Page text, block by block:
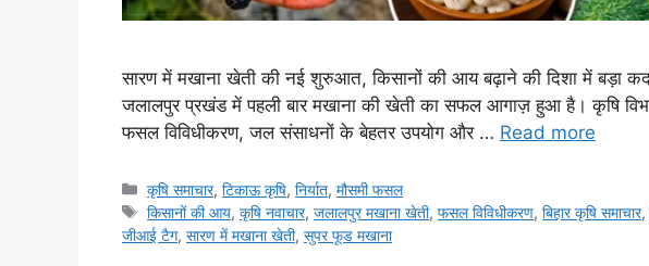
सारण में मखाना खेती की नई शुरुआत, किसानों की आय बढ़ाने की दिशा में बड़ा
जलालपुर प्रखंड में पहली बार मखाना की खेती का सफल आगाज़ हुआ है। कृषि
फसल विविधीकरण, जल संसाधनों के बेहतर उपयोग और … Read more
कृषि समाचार,टिकाऊ कृषि,निर्यात,मौसमी फसल
किसानों की आय,कृषि नवाचार,जलालपुर मखाना खेती,फसल विविधीकरण,बिहार कृषि समाचार
जीआई टैग, सारण में मखाना खेती, सुपर फूड मखाना